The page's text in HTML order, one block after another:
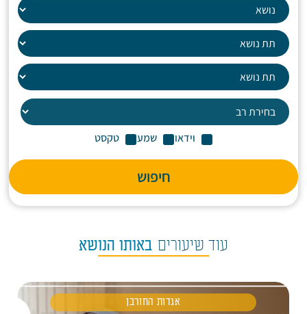
וידאו שמע טקסט
חיפוש
עוד שיעורים באותו הנושא
אגדות החורבן